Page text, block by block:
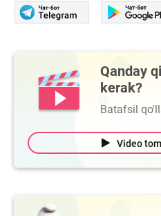
Qanday
kerak?
Batafsil
Video